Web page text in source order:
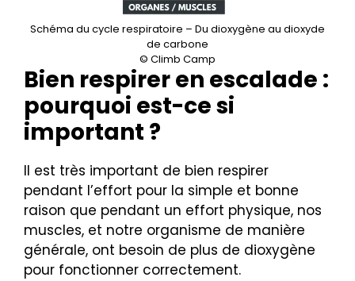
Schéma du cycle respiratoire – Du dioxygène au dioxyde
de carbone
© Climb Camp
Bien respirer en escalade :
pourquoi est-ce si
important ?
Il est très important de bien respirer
pendant l’effort pour la simple et bonne
raison que pendant un effort physique, nos
muscles, et notre organisme de manière
générale, ont besoin de plus de dioxygène
pour fonctionner correctement.